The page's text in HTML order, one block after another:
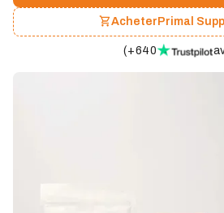
Acheter Primal
(+640